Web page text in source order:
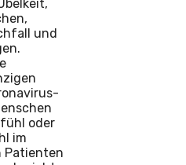
und
oder
im
Patienten